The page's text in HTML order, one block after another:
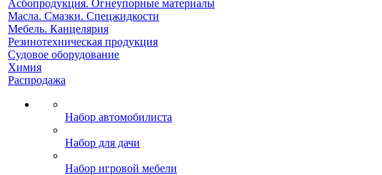
Асбопродукция. Огнеупорные материалы
Масла. Смазки. Спецжидкости
Мебель. Канцелярия
Резинотехническая продукция
Судовое оборудование
Химия
Распродажа
Набор автомобилиста
Набор для дачи
Набор игровой мебели